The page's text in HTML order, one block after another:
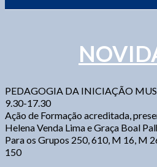
PEDAGOGIA DA INICIAÇÃO
9.30-17.30
Ação de Formação acreditada,
Helena Venda Lima e Graça Boal
Para os Grupos 250, 610, M 16, M
150